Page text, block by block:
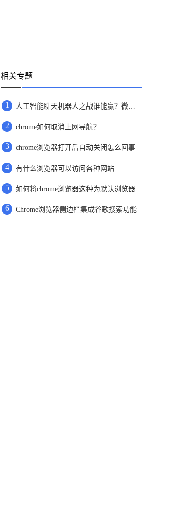
相关专题
1 人工智能聊天机器人之战谁能赢？微软谷歌对决才刚刚开始
2 chrome如何取消上网导航？
3 chrome浏览器打开后自动关闭怎么回事
4 有什么浏览器可以访问各种网站
5 如何将chrome浏览器这种为默认浏览器
6 Chrome浏览器侧边栏集成谷歌搜索功能